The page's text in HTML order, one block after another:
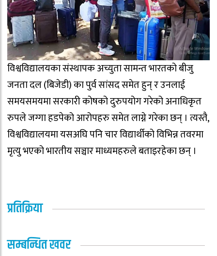
विश्वविद्यालयका संस्थापक अच्युता सामन्त भारतको बीजु
जनता दल (बिजेडी) का पुर्व सांसद समेत हुन् र उनलाई
समयसमयमा सरकारी कोषको दुरुपयोग गरेको अनाधिकृत
रुपले जग्गा हडपेको आरोपहरु समेत लाग्ने गरेका छन् । त्यस्तै,
विश्वविद्यालयमा यसअघि पनि चार विद्यार्थीको विभिन्न तवरमा
मृत्यु भएको भारतीय सञ्चार माध्यमहरुले बताइरहेका छन् ।
प्रतिक्रिया
सम्बन्धित खवर